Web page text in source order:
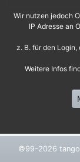
©99-2026
Wir nutzen jedoch
IP Adresse an
z. B. für den
Weitere Infos